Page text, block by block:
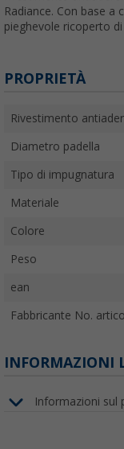
Radiance. Con base a
pieghevole ricoperto di
PROPRIETÀ
Rivestimento
Diametro padella
Tipo di impugnatura
Materiale
Colore
Peso
ean
Fabbricante No.
INFORMAZIONI
Informazioni sul